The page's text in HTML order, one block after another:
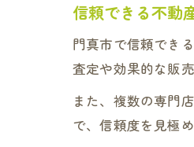
信頼できる不動
門真市で信頼でき
査定や効果的な販
また、複数の専門
で、信頼度を見極